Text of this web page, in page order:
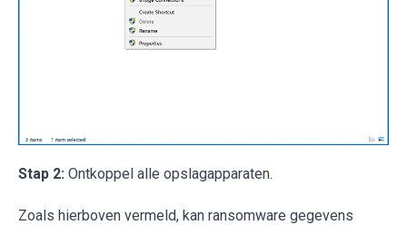
Stap 2: Ontkoppel alle opslagapparaten.
Zoals hierboven vermeld, kan ransomware gegevens